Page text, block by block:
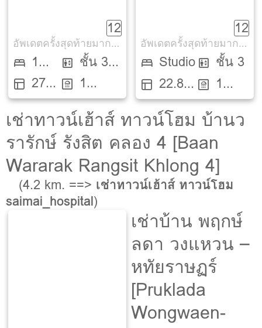
12
อัพเดตครั้งสุดท้ายมากกว่า 30 วัน
1
Bed27
ตรม.
ชั้น 3
ตึก A
1
ห้องน้ำ
12
อัพเดตครั้งสุดท้ายมากกว่า 30 วัน
Studio
22.8
ตรม.
ชั้น 3
1
ห้องน้ำ
เช่าทาวน์เฮ้าส์ ทาวน์โฮม บ้านว
รารักษ์ รังสิต คลอง 4 [Baan
Wararak Rangsit Khlong 4]
(4.2 km. ==> เช่าทาวน์เฮ้าส์ ทาวน์โฮม
saimai_hospital)
เช่าบ้าน พฤกษ์
ลดา วงแหวน –
หทัยราษฏร์
[Pruklada
Wongwaen-